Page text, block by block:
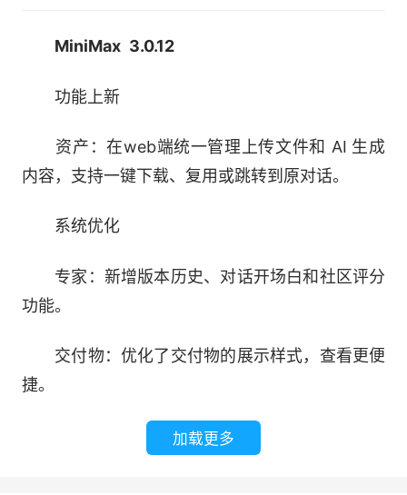
MiniMax 3.0.12
功能上新
资产：在web端统一管理上传文件和 AI 生成
内容，支持一键下载、复用或跳转到原对话。
系统优化
专家：新增版本历史、对话开场白和社区评分
功能。
交付物：优化了交付物的展示样式，查看更便
捷。
加载更多